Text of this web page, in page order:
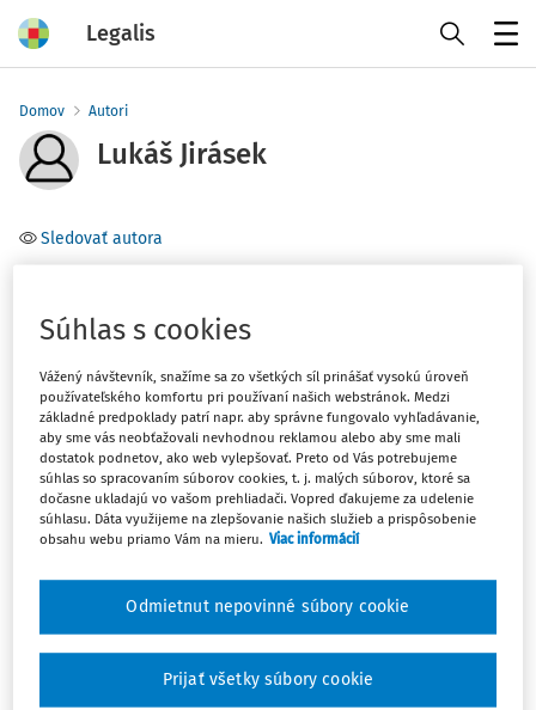
Legalis
Domov Autori
Lukáš Jirásek
Sledovať autora
Počet vyhľadaných dokumentov:1
Zoradiť podľa:
Najnovšie Najstaršie
Mezinárodní mediační a negociační soutěže
jako významná součást kariérního růstu
Cílem tohoto textu je představit význam mezinárodních
mediačních a negociačních soutěží pro vlastní kariérní
Súhlas s cookies
Vážený návštevník, snažíme sa zo všetkých síl prinášať vysokú úroveň
používateľského komfortu pri používaní našich webstránok. Medzi
základné predpoklady patrí napr. aby správne fungovalo vyhľadávanie,
aby sme vás neobťažovali nevhodnou reklamou alebo aby sme mali
dostatok podnetov, ako web vylepšovať. Preto od Vás potrebujeme
súhlas so spracovaním súborov cookies, t. j. malých súborov, ktoré sa
dočasne ukladajú vo vašom prehliadači. Vopred ďakujeme za udelenie
súhlasu. Dáta využijeme na zlepšovanie našich služieb a prispôsobenie
obsahu webu priamo Vám na mieru. Viac informácií
Odmietnut nepovinné súbory cookie
Prijať všetky súbory cookie